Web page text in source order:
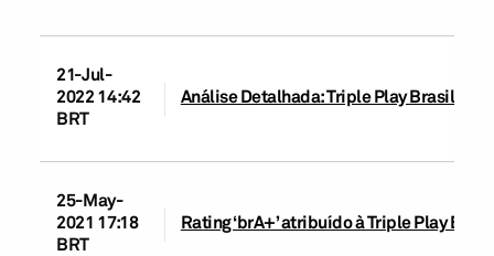
21-Jul-
2022 14:42
BRT
Análise Detalhada: Triple Play Brasil
25-May-
2021 17:18
BRT
Rating ‘brA+’ atribuído à Triple Play